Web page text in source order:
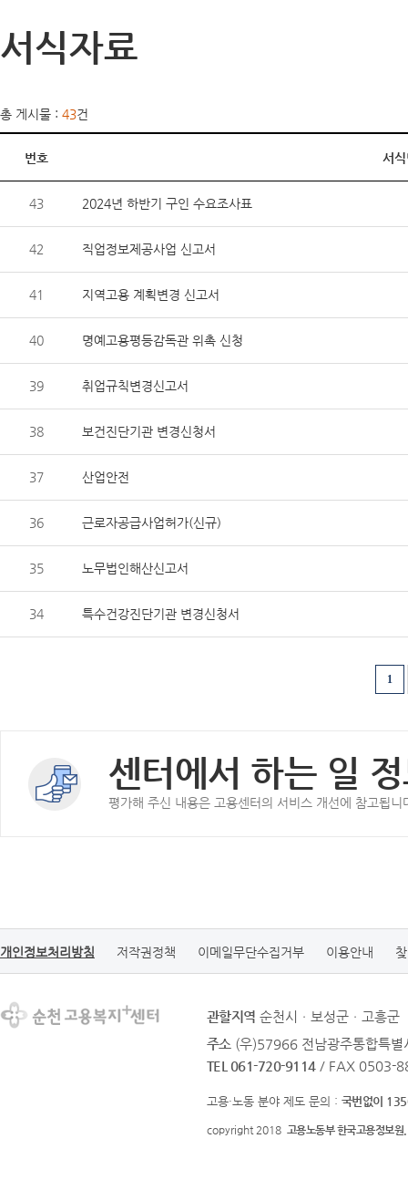
서식자료
총 게시물 : 43건
번호 서
43 2024년 하반기 구인 수요조사표
42 직업정보제공사업 신고서
41 지역고용 계획변경 신고서
40 명예고용평등감독관 위촉 신청
39 취업규칙변경신고서
38 보건진단기관 변경신청서
37 산업안전
36 근로자공급사업허가(신규)
35 노무법인해산신고서
34 특수건강진단기관 변경신청서
1
센터에서 하는 일
평가해 주신 내용은 고용센터의 서비스 개선에 참고됩니
개인정보처리방침 저작권정책 이메일무단수집거부 이용안내
관할지역 순천시ㆍ보성군ㆍ고흥군
주소 (우)57966 전남광주통합특
TEL 061-720-9114 / FAX 0503-
고용·노동 분야 제도 문의 : 국번없이
copyright 2018 고용노동부 한국고용정보원.